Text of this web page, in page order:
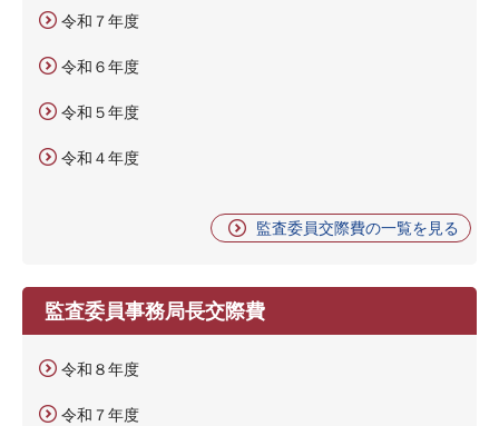
令和７年度
令和６年度
令和５年度
令和４年度
監査委員交際費の一覧を見る
監査委員事務局長交際費
令和８年度
令和７年度